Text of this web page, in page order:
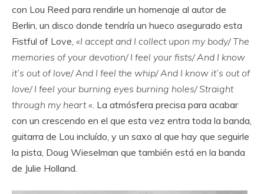
con Lou Reed para rendirle un homenaje al autor de
Berlin, un disco donde tendría un hueco asegurado esta
Fistful of Love, «I accept and I collect upon my body/ The
memories of your devotion/ I feel your fists/ And I know
it’s out of love/ And I feel the whip/ And I know it’s out of
love/ I feel your burning eyes burning holes/ Straight
through my heart «. La atmósfera precisa para acabar
con un crescendo en el que esta vez entra toda la banda,
guitarra de Lou incluído, y un saxo al que hay que seguirle
la pista, Doug Wieselman que también está en la banda
de Julie Holland.